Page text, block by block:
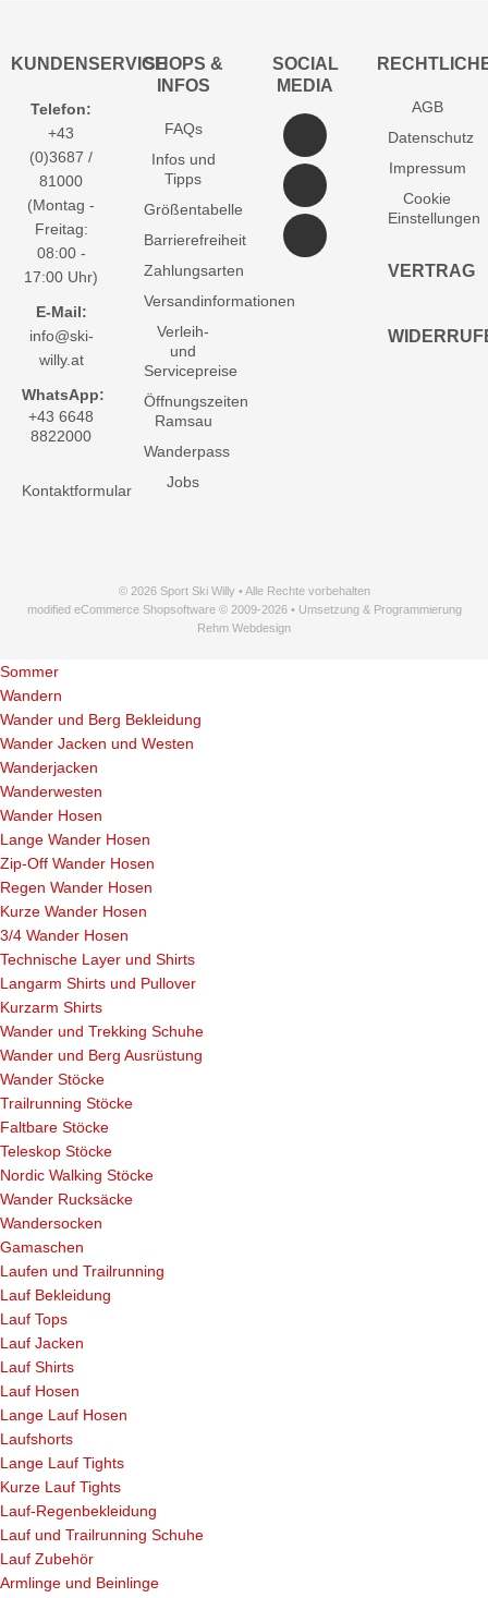
KUNDENSERVICE
Telefon:
+43
(0)3687 /
81000
(Montag -
Freitag:
08:00 -
17:00 Uhr)
E-Mail:
info@ski-
willy.at
WhatsApp:
+43 6648
8822000
Kontaktformular
SHOPS &
INFOS
FAQs
Infos und
Tipps
Größentabelle
Barrierefreiheit
Zahlungsarten
Versandinformationen
Verleih-
und
Servicepreise
Öffnungszeiten
Ramsau
Wanderpass
Jobs
SOCIAL
MEDIA
AGB
Datenschutz
Impressum
Cookie
Einstellungen
VERTRAG
© 2026 Sport Ski Willy • Alle Rechte vorbehalten
modified eCommerce Shopsoftware © 2009-2026 • Umsetzung & Programmierung
Rehm Webdesign
Sommer
Wandern
Wander und Berg Bekleidung
Wander Jacken und Westen
Wanderjacken
Wanderwesten
Wander Hosen
Lange Wander Hosen
Zip-Off Wander Hosen
Regen Wander Hosen
Kurze Wander Hosen
3/4 Wander Hosen
Technische Layer und Shirts
Langarm Shirts und Pullover
Kurzarm Shirts
Wander und Trekking Schuhe
Wander und Berg Ausrüstung
Wander Stöcke
Trailrunning Stöcke
Faltbare Stöcke
Teleskop Stöcke
Nordic Walking Stöcke
Wander Rucksäcke
Wandersocken
Gamaschen
Laufen und Trailrunning
Lauf Bekleidung
Lauf Tops
Lauf Jacken
Lauf Shirts
Lauf Hosen
Lange Lauf Hosen
Laufshorts
Lange Lauf Tights
Kurze Lauf Tights
Lauf-Regenbekleidung
Lauf und Trailrunning Schuhe
Lauf Zubehör
Armlinge und Beinlinge